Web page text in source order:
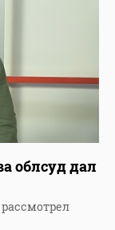
облсуд дал